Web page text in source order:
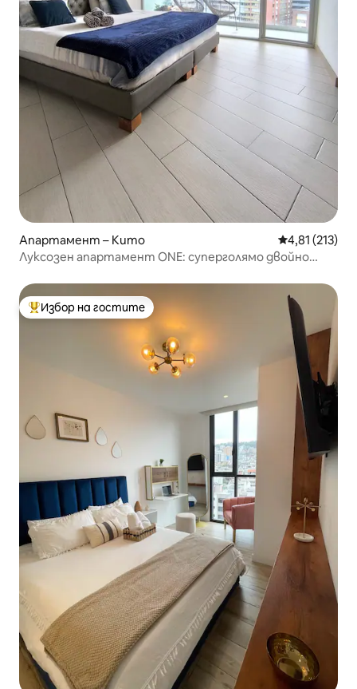
Апартамент – Кито Средна
4,81 (213)
Луксозен апартамент ONE: суперголямо двойно
Най-популярен избор на гостите
Избор на гостите